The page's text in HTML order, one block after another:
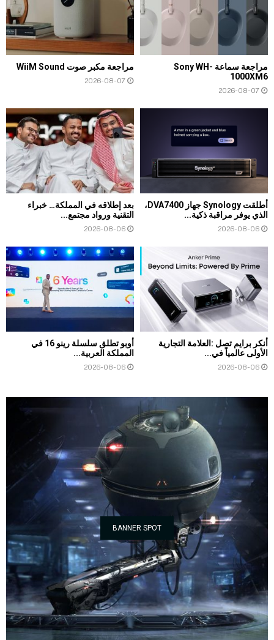
مراجعة سماعة Sony WH-
1000XM6
2026-08-07
مراجعة مكبر صوت WiiM Sound
2026-08-07
أطلقت Synology جهاز DVA7400،
الذي يوفر مراقبة ذكية...
2026-08-06
بعد إطلاقه في المملكة… خبراء
التقنية ورواد مجتمع...
2026-08-06
أنكر برايم تصل :العلامة التجارية
الأولى عالمياً في...
2026-08-06
أوبو تطلق سلسلة رينو 16 في
المملكة العربية...
2026-08-06
BANNER SPOT